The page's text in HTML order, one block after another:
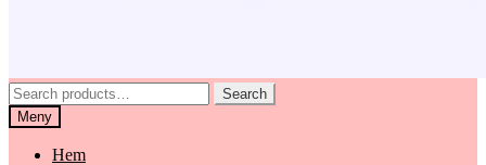
Search
for:
Search
Meny
Hem